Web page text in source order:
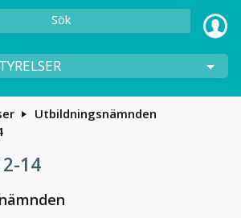
Sök
Utbildningsnämnden
14